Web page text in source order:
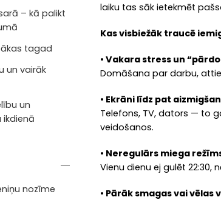
laiku tas sāk ietekmēt
Kas visbiežāk traucē
• Vakara stress un
Domāšana par darbu,
• Ekrāni līdz pat
Telefons, TV, dators — to
veidošanos.
• Neregulārs miega
Vienu dienu ej gulēt 22:30,
• Pārāk smagas vai vēlas
– kā palikt
tagad
un vairāk
un
nozīme